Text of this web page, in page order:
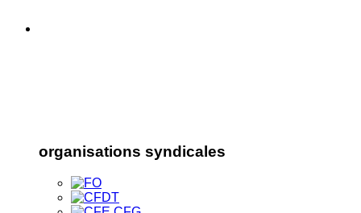
organisations syndicales